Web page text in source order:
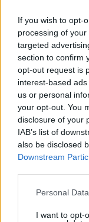
If you wish to opt-
processing of
targeted
section to confirm
opt-out request is
interest-based
us or personal
your opt-out. You
disclosure of your
IAB’s list of
also be disclosed
Downstream
Please note that
not limited to your
Personal
I want to opt-